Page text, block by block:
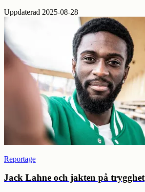
Uppdaterad 2025-08-28
Reportage
Jack Lahne och jakten på trygghet